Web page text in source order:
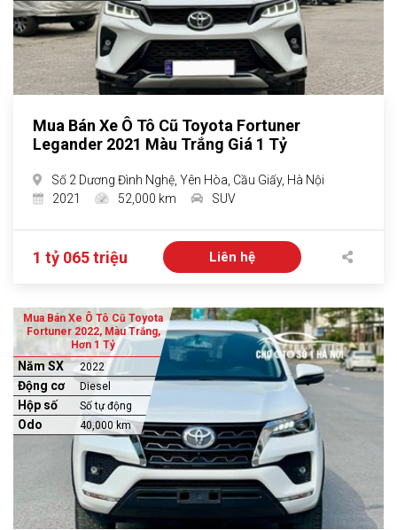
Mua Bán Xe Ô Tô Cũ Toyota Fortuner
Legander 2021 Màu Trắng Giá 1 Tỷ
Số 2 Dương Đình Nghệ, Yên Hòa, Cầu Giấy, Hà Nội
2021
52,000 km SUV
1 tỷ 065 triệu Liên hệ
Mua Bán Xe Ô Tô Cũ Toyota
Fortuner 2022, Màu Trắng,
Hơn 1 Tỷ
Năm SX 2022
Động cơ Diesel
Hộp số Số tự động
Odo 40,000 km